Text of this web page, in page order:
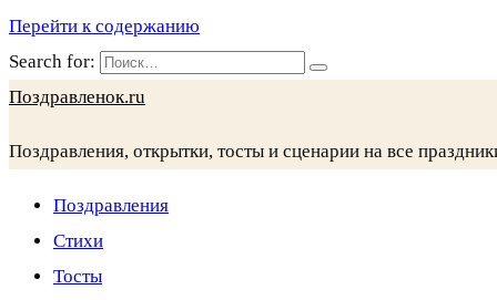
Перейти к содержанию
Search for:
Поздравленок.ru
Поздравления, открытки, тосты и сценарии на все
Поздравления
Стихи
Тосты